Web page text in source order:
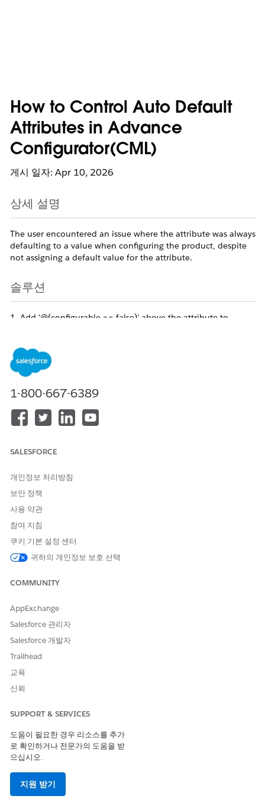
How to Control Auto Default
Attributes in Advance
Configurator(CML)
게시 일자: Apr 10, 2026
상세 설명
The user encountered an issue where the attribute was always
defaulting to a value when configuring the product, despite
not assigning a default value for the attribute.
솔루션
1. Add '@(configurable == false)' above the attribute to
추가 자원
Constraint Modeling
Language
Knowledge 기사 번호
005318375
1-800-667-6389
SALESFORCE
개인정보 처리방침
보안 정책
사용 약관
참여 지침
쿠키 기본 설정 센터
귀하의 개인정보 보호 선택
COMMUNITY
AppExchange
Salesforce 관리자
Salesforce 개발자
Trailhead
교육
신뢰
SUPPORT & SERVICES
도움이 필요한 경우 리소스를 추가
로 확인하거나 전문가의 도움을 받
으십시오.
지원 받기